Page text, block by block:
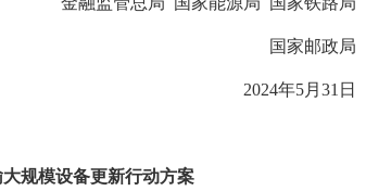
国家邮政局
2024年5月31日
规模设备更新行动方案